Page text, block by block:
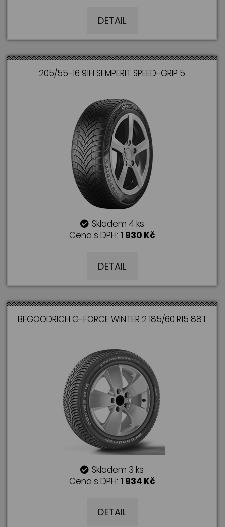
DETAIL
205/55-16 91H SEMPERIT SPEED-GRIP 5
Skladem 4 ks
Cena s DPH: 1 930 Kč
DETAIL
BFGOODRICH G-FORCE WINTER 2 185/60 R15 88T
Skladem 3 ks
Cena s DPH: 1 934 Kč
DETAIL